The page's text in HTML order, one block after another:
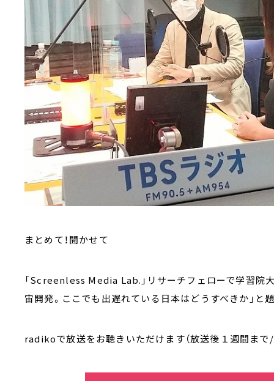
まとめて！聞かせて
「Screenless Media Lab.」リサーチフェローで学習院
宙開発。ここでも出遅れている日本はどうすべきか」と
radikoで放送をお聴きいただけます（放送後１週間まで